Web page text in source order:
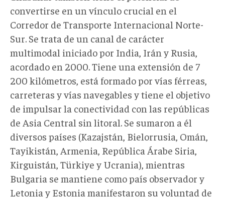
convertirse en un vínculo crucial en el
Corredor de Transporte Internacional Norte-
Sur. Se trata de un canal de carácter
multimodal iniciado por India, Irán y Rusia,
acordado en 2000. Tiene una extensión de 7
200 kilómetros, está formado por vías férreas,
carreteras y vías navegables y tiene el objetivo
de impulsar la conectividad con las repúblicas
de Asia Central sin litoral. Se sumaron a él
diversos países (Kazajstán, Bielorrusia, Omán,
Tayikistán, Armenia, República Árabe Siria,
Kirguistán, Türkiye y Ucrania), mientras
Bulgaria se mantiene como país observador y
Letonia y Estonia manifestaron su voluntad de